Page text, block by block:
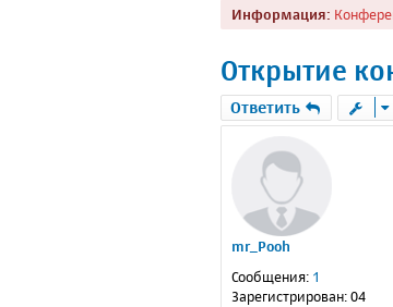
к
Информация:
Открытие
Ответить
mr_Pooh
Сообщения: 1
Зарегистрирован:04